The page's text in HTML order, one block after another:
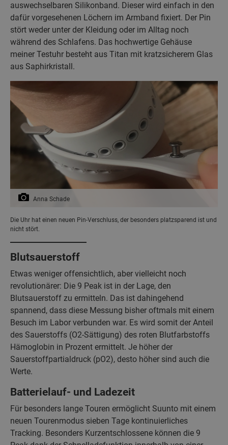
auswechselbaren Silikonband. Dieser wird einfach in den
dafür vorgesehenen Löchern im Armband fixiert. Der Pin
stört weder unter der Kleidung oder im Alltag noch
während des Schlafens. Das hochwertige Gehäuse
meiner Testuhr besteht aus Titan mit kratzsicherem Glas
aus Saphirkristall.
Anna Schade
Die Uhr hat einen neuen Pin-Verschluss, der besonders platzsparend ist und
nicht stört.
Blutsauerstoff
Etwas weniger offensichtlich, aber vielleicht noch
revolutionärer: Die 9 Peak ist in der Lage, den
Blutsauerstoff zu ermitteln. Das ist dahingehend
spannend, dass diese Messung bisher oftmals mit einem
Besuch im Labor verbunden war. Es wird somit der Anteil
des Sauerstoffs (O2-Sättigung) des roten Blutfarbstoffs
Hämoglobin in Prozent ermittelt. Je höher der
Sauerstoffpartialdruck (pO2), desto höher sind auch die
Werte.
Batterielauf- und Ladezeit
Für besonders lange Touren ermöglicht Suunto mit einem
neuen Tourenmodus sieben Tage kontinuierliches
Tracking. Besonders Kurzentschlossene können die 9